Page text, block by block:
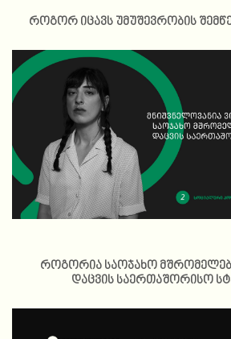
როგორ იცავს უმუშევრობის
როგორია საოჯახო
დაცვის საერთაშორისო